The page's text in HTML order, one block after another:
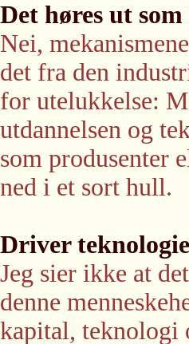
Det høres ut
Nei,
det fra den
for utelukkelse:
utdannelsen og
som produsenter
ned i et sort hull.
Driver
Jeg sier ikke at
denne
kapital, teknologi